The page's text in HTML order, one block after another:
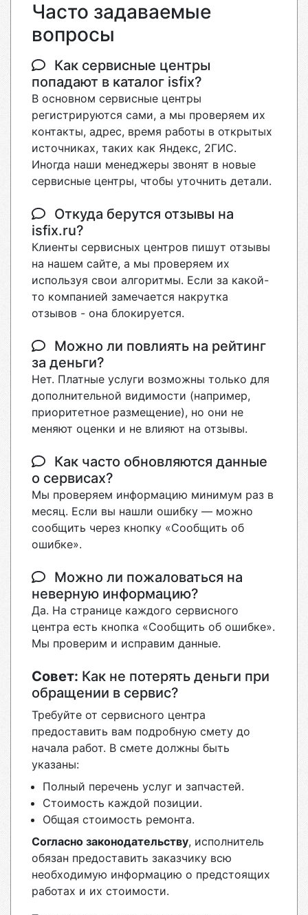
Часто задаваемые
вопросы
Как сервисные центры
попадают в каталог isfix?
В основном сервисные центры
регистрируются сами, а мы проверяем их
контакты, адрес, время работы в открытых
источниках, таких как Яндекс, 2ГИС.
Иногда наши менеджеры звонят в новые
сервисные центры, чтобы уточнить детали.
Откуда берутся отзывы на
isfix.ru?
Клиенты сервисных центров пишут отзывы
на нашем сайте, а мы проверяем их
используя свои алгоритмы. Если за какой-
то компанией замечается накрутка
отзывов - она блокируется.
Можно ли повлиять на рейтинг
за деньги?
Нет. Платные услуги возможны только для
дополнительной видимости (например,
приоритетное размещение), но они не
меняют оценки и не влияют на отзывы.
Как часто обновляются данные
о сервисах?
Мы проверяем информацию минимум раз в
месяц. Если вы нашли ошибку — можно
сообщить через кнопку «Сообщить об
ошибке».
Можно ли пожаловаться на
неверную информацию?
Да. На странице каждого сервисного
центра есть кнопка «Сообщить об ошибке».
Мы проверим и исправим данные.
Совет: Как не потерять деньги при
обращении в сервис?
Требуйте от сервисного центра
предоставить вам подробную смету до
начала работ. В смете должны быть
указаны:
Полный перечень услуг и запчастей.
Стоимость каждой позиции.
Общая стоимость ремонта.
Согласно законодательству, исполнитель
обязан предоставить заказчику всю
необходимую информацию о предстоящих
работах и их стоимости.